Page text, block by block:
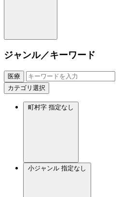
ジャンル／キーワード
医療
カテゴリ選択
町村字 指定なし
小ジャンル 指定なし